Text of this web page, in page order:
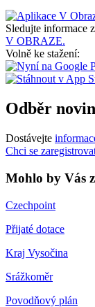
Sledujte informace
V OBRAZE.
Volně ke stažení:
Odběr
Dostávejte
Chci se
Mohlo by Vás
Czechpoint
Přijaté dotace
Kraj Vysočina
Srážkoměr
Povodňový plán